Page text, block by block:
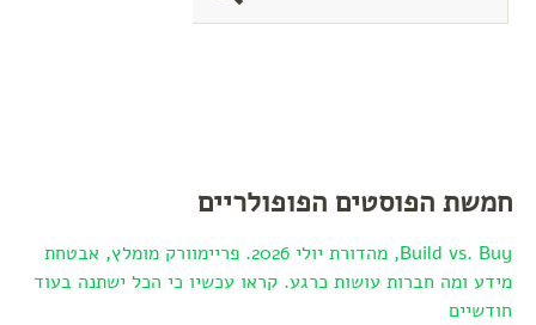
חמשת הפוסטים הפופולריים
Build vs. Buy, מהדורת יולי 2026. פריימוורק מומלץ, אבטחת
מידע ומה חברות עושות כרגע. קראו עכשיו כי הכל ישתנה בעוד
חודשיים